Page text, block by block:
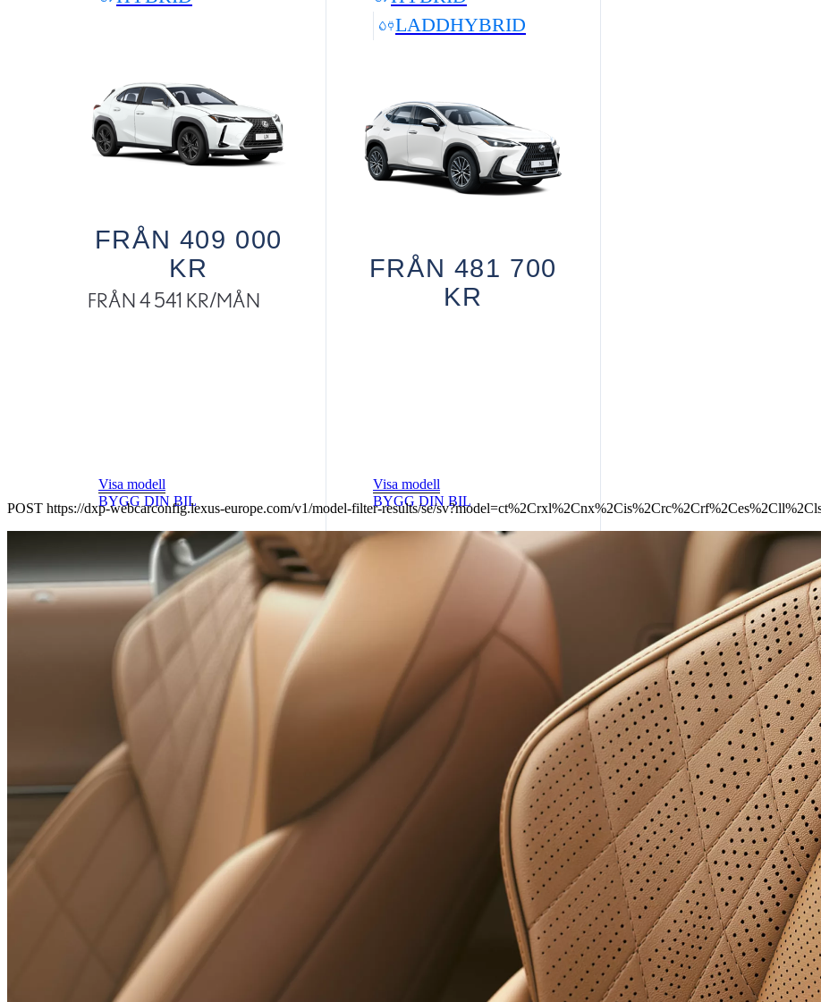
FRÅN 409 000
KR
FRÅN 4 541 KR/MÅN
Visa modell
BYGG DIN BIL
LADDHYBRID
FRÅN 481 700
KR
Visa modell
BYGG DIN BIL
POST https://dxp-webcarconfig.lexus-europe.com/v1/model-filter-results/se/